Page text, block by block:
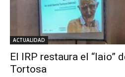
ACTUALIDAD
El IRP restaura el “Iaio”
Tortosa